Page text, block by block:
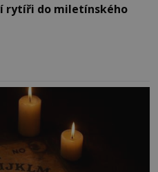
rytíři do miletínského